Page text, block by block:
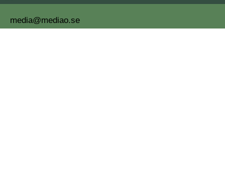
media@mediao.se